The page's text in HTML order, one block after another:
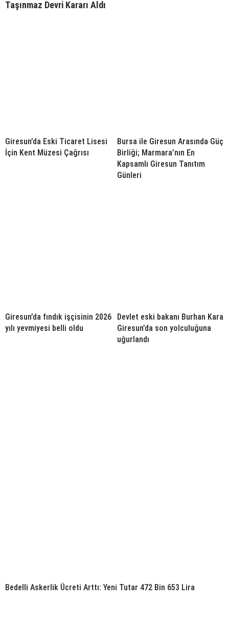
Taşınmaz Devri Kararı Aldı
Giresun’da Eski Ticaret Lisesi
İçin Kent Müzesi Çağrısı
Bursa ile Giresun Arasında Güç
Birliği; Marmara’nın En
Kapsamlı Giresun Tanıtım
Günleri
Giresun’da fındık işçisinin 2026
yılı yevmiyesi belli oldu
Devlet eski bakanı Burhan Kara
Giresun’da son yolculuğuna
uğurlandı
Bedelli Askerlik Ücreti Arttı: Yeni Tutar 472 Bin 653 Lira